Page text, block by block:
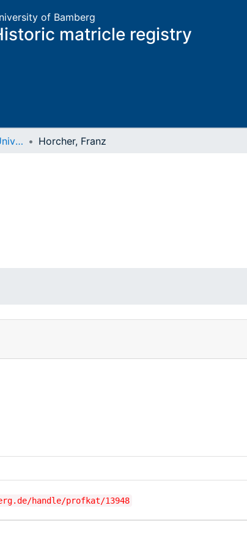
of Bamberg
matricle registry
Matrikel der älteren Universität Horcher, Franz
handle/profkat/13948